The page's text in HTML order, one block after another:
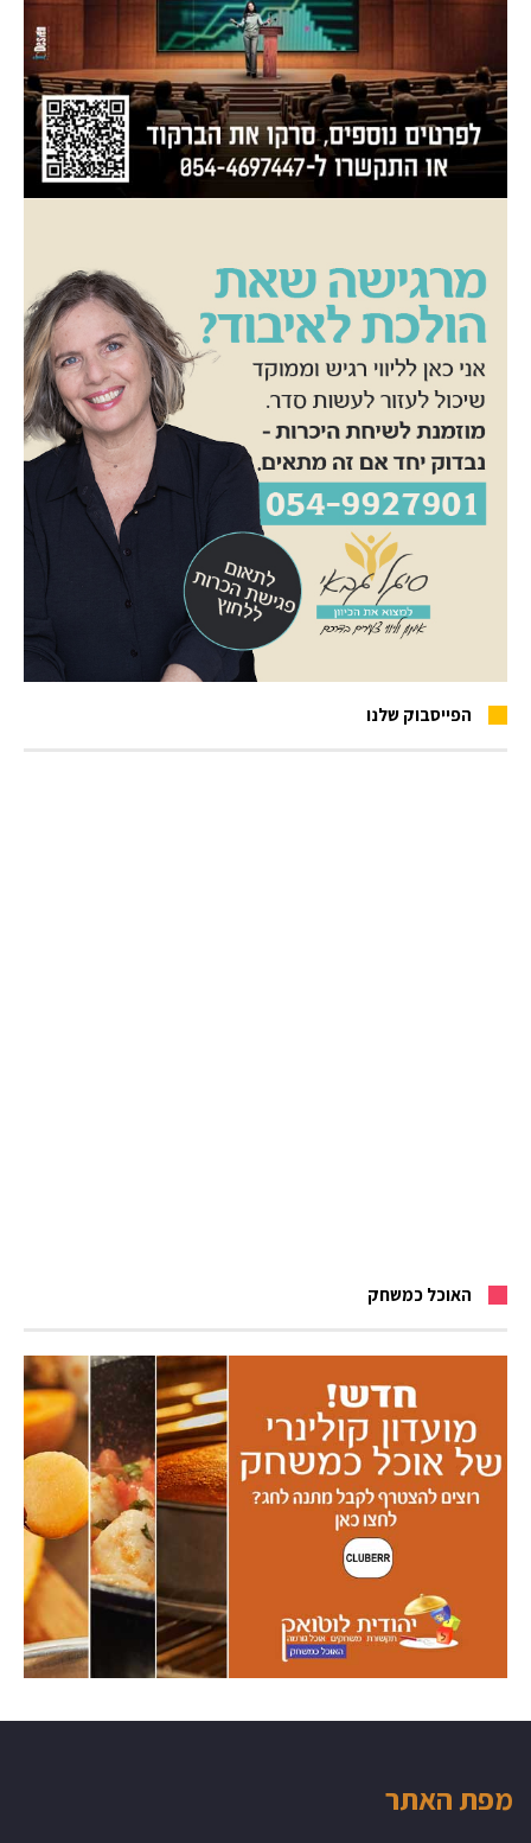
הפייסבוק שלנו
האוכל כמשחק
מפת האתר